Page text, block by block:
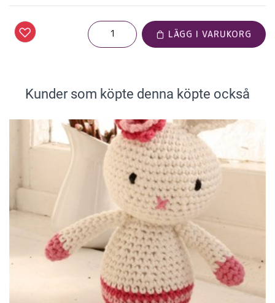
LÄGG I VARUKORG
Kunder som köpte denna köpte också